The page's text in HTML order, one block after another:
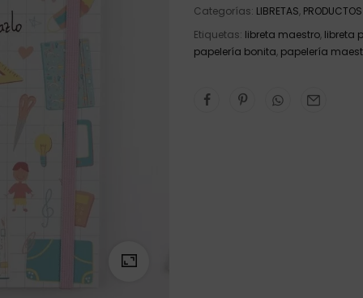
Categorías: LIBRETAS, PRODUCTOS
Etiquetas: libreta maestro, libreta
papelería bonita, papelería